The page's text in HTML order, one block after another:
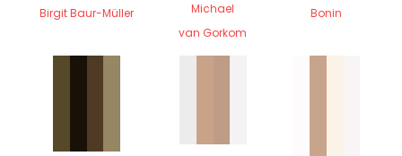
Birgit Baur-Müller
Michael
van Gorkom
Bonin